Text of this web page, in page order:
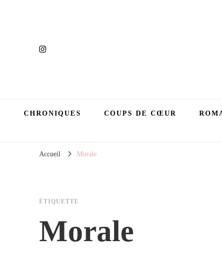
CHRONIQUES COUPS DE CŒUR
Accueil Morale
ÉTIQUETTE
Morale